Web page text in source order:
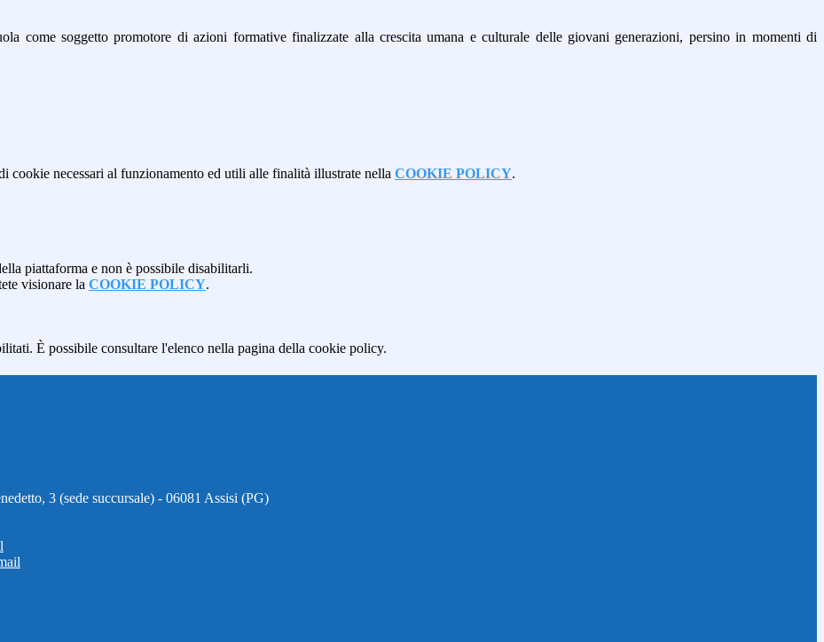
come soggetto promotore di azioni formative finalizzate alla crescita umana e culturale delle giovani generazioni, persino in momenti di
cookie necessari al funzionamento ed utili alle finalità illustrate nella COOKIE POLICY.
piattaforma e non è possibile disabilitarli.
visionare la COOKIE POLICY.
È possibile consultare l'elenco nella pagina della cookie policy.
3 (sede succursale) - 06081 Assisi (PG)